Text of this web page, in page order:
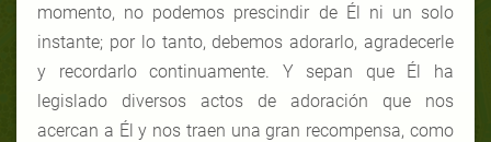
momento, no podemos prescindir de Él ni un solo
instante; por lo tanto, debemos adorarlo, agradecerle
y recordarlo continuamente. Y sepan que Él ha
legislado diversos actos de adoración que nos
acercan a Él y nos traen una gran recompensa, como